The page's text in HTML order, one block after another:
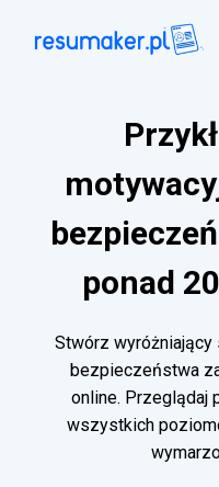
ponad
Stwórz
bezpieczeństwa
online. Przeglądaj
wszystkich